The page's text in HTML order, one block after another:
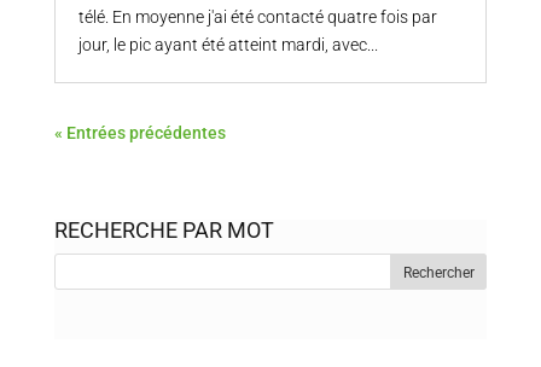
télé. En moyenne j'ai été contacté quatre fois par
jour, le pic ayant été atteint mardi, avec...
« Entrées précédentes
RECHERCHE PAR MOT